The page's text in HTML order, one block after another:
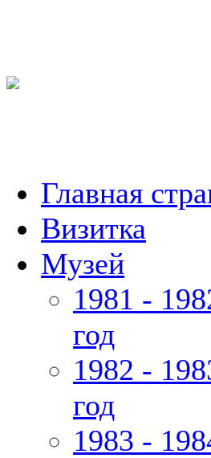
Главная
Визитка
Музей
1981 -
год
1982 -
год
1983 -